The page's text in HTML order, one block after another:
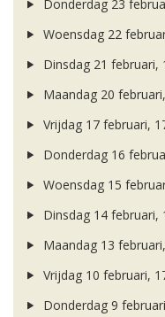
Donderdag 23
Woensdag 22
Dinsdag 21 februari,
Maandag 20
Vrijdag 17 februari,
Donderdag 16
Woensdag 15
Dinsdag 14 februari,
Maandag 13
Vrijdag 10 februari,
Donderdag 9